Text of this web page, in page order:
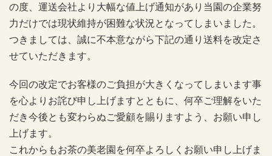
の度、運送会社より大幅な値上げ通知があり当園の企業努
力だけでは現状維持が困難な状況となってしまいました。
つきましては、誠に不本意ながら下記の通り送料を改定さ
せていただきます。
今回の改定でお客様のご負担が大きくなってしまいます事
を心よりお詫び申し上げますとともに、何卒ご理解をいた
だき今後とも変わらぬご愛顧を賜りますよう、お願い申し
上げます。
これからもお茶の美老園を何卒よろしくお願い申し上げま